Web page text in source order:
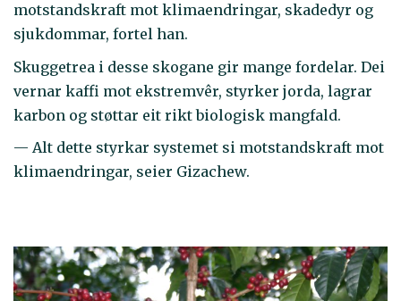
motstandskraft mot klimaendringar, skadedyr og
sjukdommar, fortel han.
Skuggetrea i desse skogane gir mange fordelar. Dei
vernar kaffi mot ekstremvêr, styrker jorda, lagrar
karbon og støttar eit rikt biologisk mangfald.
— Alt dette styrkar systemet si motstandskraft mot
klimaendringar, seier Gizachew.